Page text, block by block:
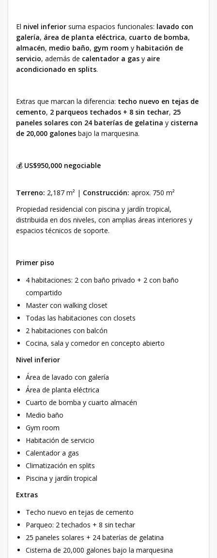
El nivel inferior suma espacios funcionales: lavado con
galería, área de planta eléctrica, cuarto de bomba,
almacén, medio baño, gym room y habitación de
servicio, además de calentador a gas y aire
acondicionado en splits.
Extras que marcan la diferencia: techo nuevo en tejas de
cemento, 2 parqueos techados + 8 sin techar, 25
paneles solares con 24 baterías de gelatina y cisterna
de 20,000 galones bajo la marquesina.
💰 US$950,000 negociable
Terreno: 2,187 m² | Construcción: aprox. 750 m²
Propiedad residencial con piscina y jardín tropical,
distribuida en dos niveles, con amplias áreas interiores y
espacios técnicos de soporte.
Primer piso
4 habitaciones: 2 con baño privado + 2 con baño
compartido
Master con walking closet
Todas las habitaciones con closets
2 habitaciones con balcón
Cocina, sala y comedor en concepto abierto
Nivel inferior
Área de lavado con galería
Área de planta eléctrica
Cuarto de bomba y cuarto almacén
Medio baño
Gym room
Habitación de servicio
Calentador a gas
Climatización en splits
Piscina y jardín tropical
Extras
Techo nuevo en tejas de cemento
Parqueo: 2 techados + 8 sin techar
25 paneles solares + 24 baterías de gelatina
Cisterna de 20,000 galones bajo la marquesina